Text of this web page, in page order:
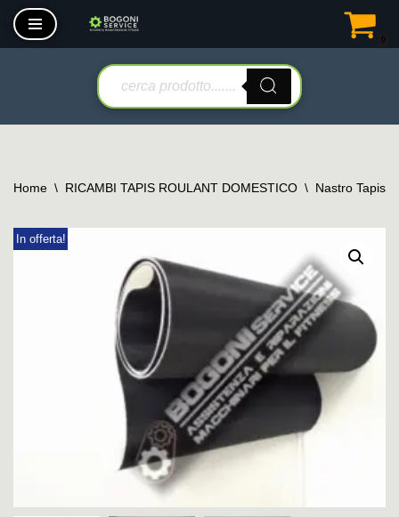
Vai
Home \ RICAMBI TAPIS ROULANT DOMESTICO \ Nastro Tapis
In offerta!